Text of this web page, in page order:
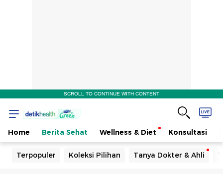
SCROLL TO CONTINUE WITH CONTENT
Home Berita Sehat Wellness & Diet Konsultasi
Terpopuler Koleksi Pilihan Tanya Dokter & Ahli